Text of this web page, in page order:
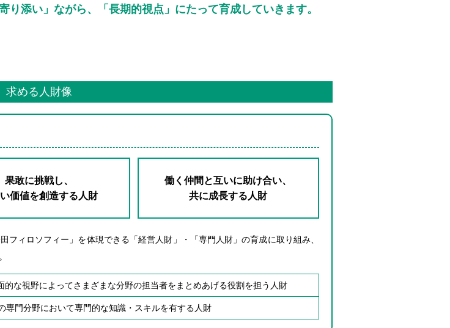
添い」ながら、「長期的視点」にたって育成していきます。
求める人財像
果敢に挑戦し、
価値を創造する人財
働く仲間と互いに助け合い、
共に成長する人財
フィロソフィー」を体現できる「経営人財」・「専門人財」の育成に取り組み、
的な視野によってさまざまな分野の担当者をまとめあげる役割を担う人財
専門分野において専門的な知識・スキルを有する人財